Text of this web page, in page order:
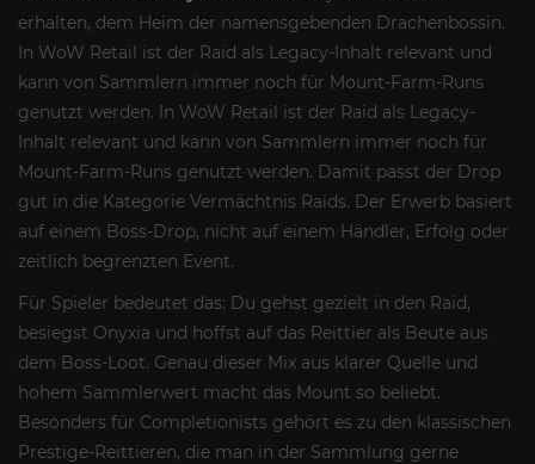
erhalten, dem Heim der namensgebenden Drachenbossin.
In WoW Retail ist der Raid als Legacy-Inhalt relevant und
kann von Sammlern immer noch für Mount-Farm-Runs
genutzt werden. In WoW Retail ist der Raid als Legacy-
Inhalt relevant und kann von Sammlern immer noch für
Mount-Farm-Runs genutzt werden. Damit passt der Drop
gut in die Kategorie Vermächtnis Raids. Der Erwerb basiert
auf einem Boss-Drop, nicht auf einem Händler, Erfolg oder
zeitlich begrenzten Event.
Für Spieler bedeutet das: Du gehst gezielt in den Raid,
besiegst Onyxia und hoffst auf das Reittier als Beute aus
dem Boss-Loot. Genau dieser Mix aus klarer Quelle und
hohem Sammlerwert macht das Mount so beliebt.
Besonders für Completionists gehört es zu den klassischen
Prestige-Reittieren, die man in der Sammlung gerne